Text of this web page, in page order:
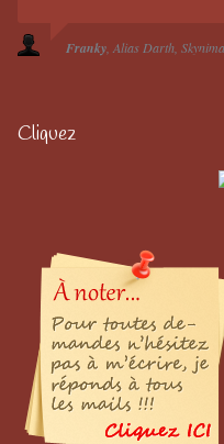
Franky Alias Darth
Cliquez